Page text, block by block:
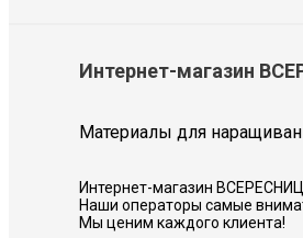
Интернет-магазин
Материалы для
Интернет-магазин
Наши операторы самые
Мы ценим каждого клиента!